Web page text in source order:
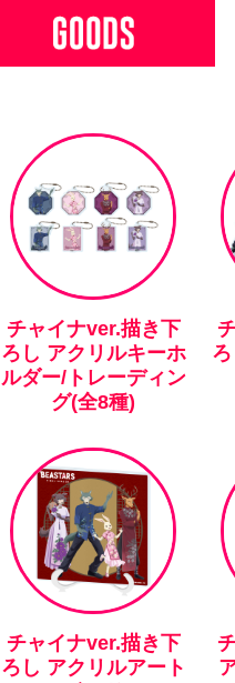
チャイナver.描き下
ろし アクリルキーホ
ルダー/トレーディン
グ(全8種)
チャイナver.描き下
ろし アクリルアート